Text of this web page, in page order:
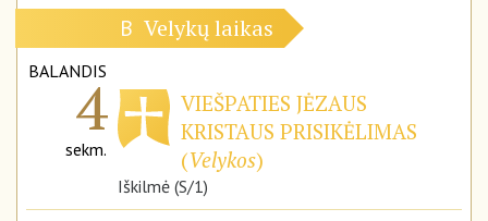
B Velykų laikas
BALANDIS
4
sekm.
VIEŠPATIES JĖZAUS
KRISTAUS PRISIKĖLIMAS
(Velykos)
Iškilmė (S/1)